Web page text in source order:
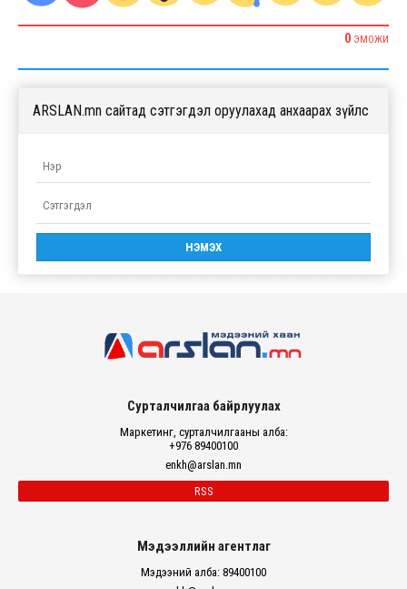
0 ЭМОЖИ
ARSLAN.mn сайтад сэтгэгдэл оруулахад анхаарах зүйлс
Сурталчилгаа байрлуулах
Маркетинг, сурталчилгааны алба:
+976 89400100
enkh@arslan.mn
RSS
Мэдээллийн агентлаг
Мэдээний алба: 89400100